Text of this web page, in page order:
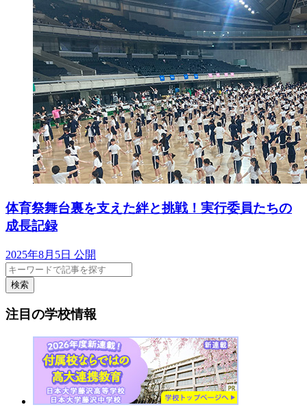
体育祭舞台裏を支えた絆と挑戦！実行委員たちの
成長記録
2025年8月5日 公開
検索
注目の学校情報